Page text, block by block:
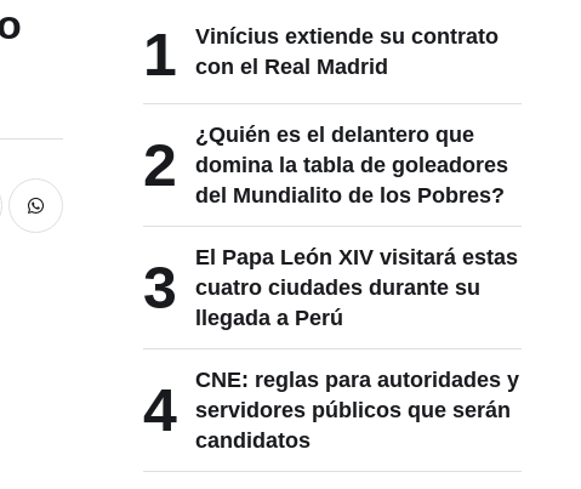
1
Vinícius extiende su contrato
con el Real Madrid
2
¿Quién es el delantero que
domina la tabla de goleadores
del Mundialito de los Pobres?
3
El Papa León XIV visitará estas
cuatro ciudades durante su
llegada a Perú
4
CNE: reglas para autoridades y
servidores públicos que serán
candidatos